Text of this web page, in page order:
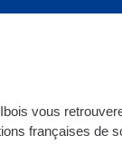
vous
françaises de